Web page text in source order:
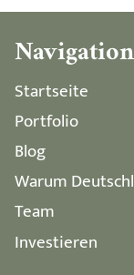
Navigation
Startseite
Portfolio
Blog
Warum
Team
Investieren